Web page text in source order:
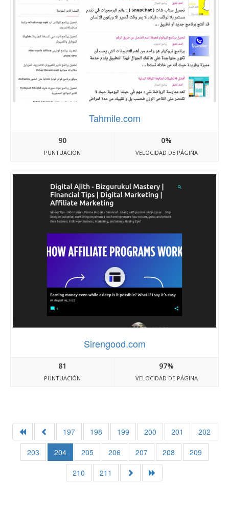
Tahmile.com
90
PUNTUACIÓN
0%
VELOCIDAD DE PÁGINA
Sirengood.com
81
PUNTUACIÓN
97%
VELOCIDAD DE PÁGINA
197 198 199 200 201
202
203
204 205 206 207 208
209
210
211